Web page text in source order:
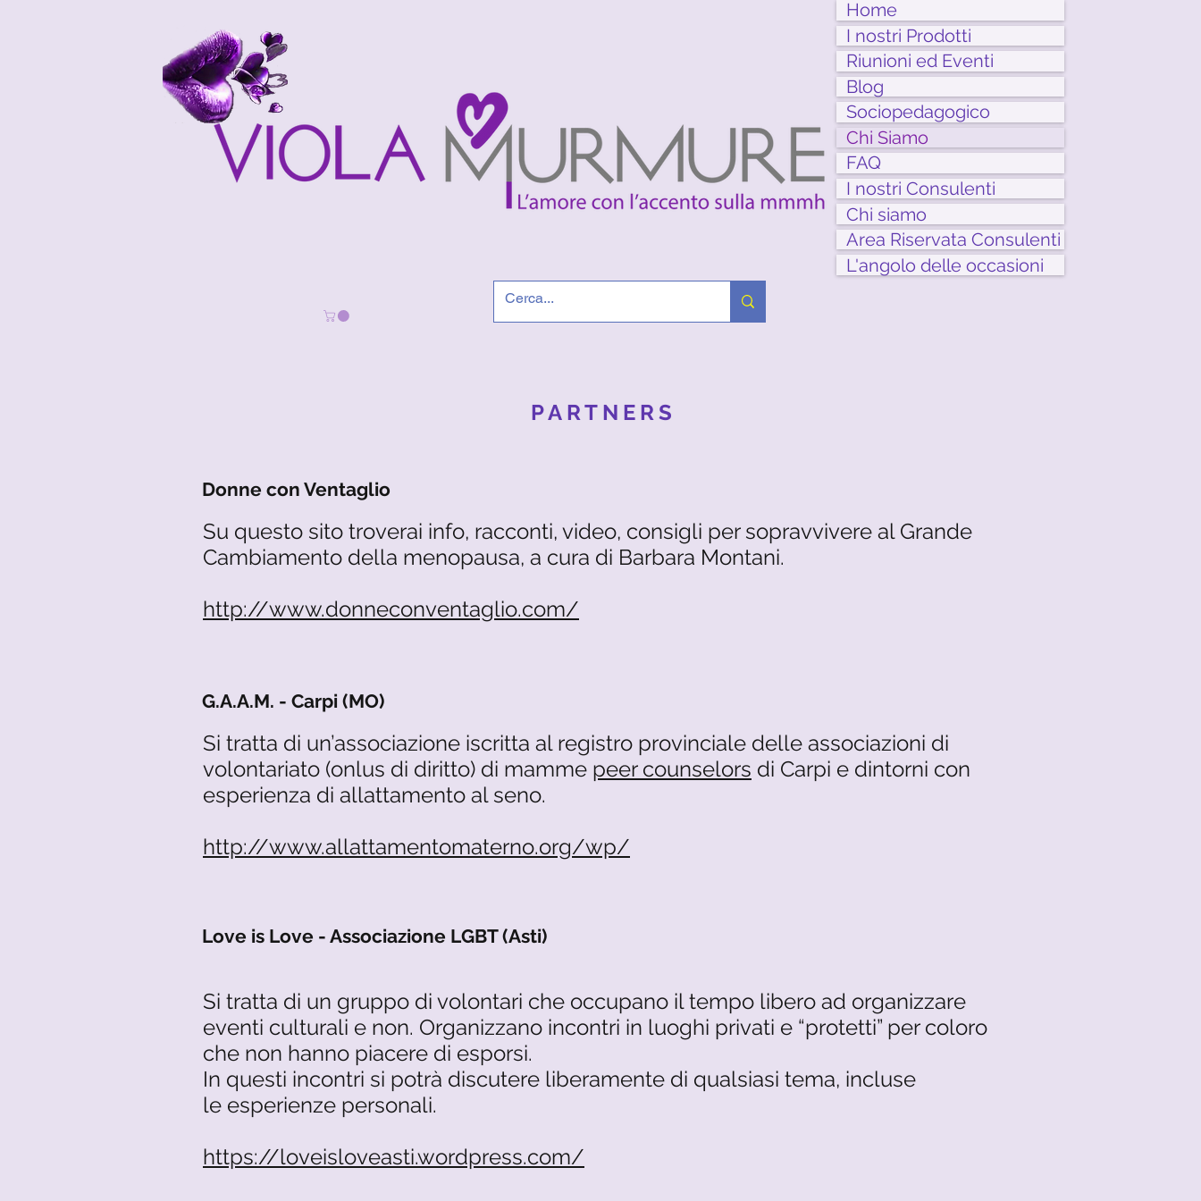
Home
I nostri Prodotti
Riunioni ed Eventi
Blog
Sociopedagogico
Chi Siamo
FAQ
I nostri Consulenti
Chi siamo
Area Riservata Consulenti
L'angolo delle occasioni
PARTNERS
Donne con Ventaglio
Su questo sito troverai info, racconti, video, consigli per sopravvivere al Grande
Cambiamento della menopausa, a cura di Barbara Montani.
http://www.donneconventaglio.com/
G.A.A.M. - Carpi (MO)
Si tratta di un’associazione iscritta al registro provinciale delle associazioni di
volontariato (onlus di diritto) di mamme peer counselors di Carpi e dintorni con
esperienza di allattamento al seno.
http://www.allattamentomaterno.org/wp/
Love is Love - Associazione LGBT (Asti)
Si tratta di un gruppo di volontari che occupano il tempo libero ad organizzare
eventi culturali e non. Organizzano incontri in luoghi privati e “protetti” per coloro
che non hanno piacere di esporsi.
In questi incontri si potrà discutere liberamente di qualsiasi tema, incluse
le esperienze personali.
https://loveisloveasti.wordpress.com/